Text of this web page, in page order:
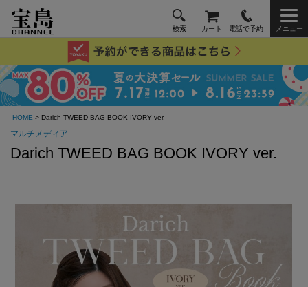
検索 カート 電話で予約 メニュー
HOME > Darich TWEED BAG BOOK IVORY ver.
マルチメディア
Darich TWEED BAG BOOK IVORY ver.